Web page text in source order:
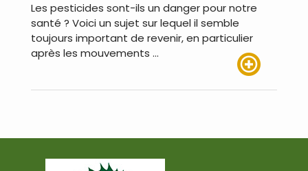
Les pesticides sont-ils un danger pour notre
santé ? Voici un sujet sur lequel il semble
toujours important de revenir, en particulier
après les mouvements …